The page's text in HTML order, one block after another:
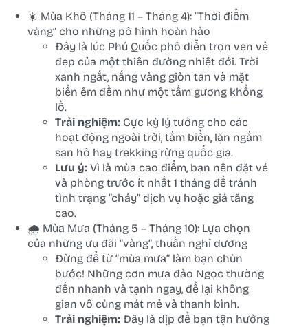
☀️ Mùa Khô (Tháng 11 – Tháng 4): “Thời điểm
vàng” cho những pô hình hoàn hảo
Đây là lúc Phú Quốc phô diễn trọn vẹn vẻ
đẹp của một thiên đường nhiệt đới. Trời
xanh ngắt, nắng vàng giòn tan và mặt
biển êm đềm như một tấm gương khổng
lồ.
Trải nghiệm: Cực kỳ lý tưởng cho các
hoạt động ngoài trời, tắm biển, lặn ngắm
san hô hay trekking rừng quốc gia.
Lưu ý: Vì là mùa cao điểm, bạn nên đặt vé
và phòng trước ít nhất 1 tháng để tránh
tình trạng “cháy” dịch vụ hoặc giá tăng
cao.
🌧️ Mùa Mưa (Tháng 5 – Tháng 10): Lựa chọn
của những ưu đãi “vàng”, thuần nghỉ dưỡng
Đừng để từ “mùa mưa” làm bạn chùn
bước! Những cơn mưa đảo Ngọc thường
đến nhanh và tạnh ngay, để lại không
gian vô cùng mát mẻ và thanh bình.
Trải nghiệm: Đây là dịp để bạn tận hưởng